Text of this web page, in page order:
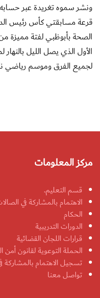
ونشر سموه تغريدة عبر
قرعة مسابقتي كأس رئيس
الصحة بأبوظبي لفتة مميزة من
الأول الذي يصل الليل
لجميع الفرق وموسم رياضي
مركز المعلومات
قسم التعليم.
الاهتمام بالمشاركة في
الحكام
الدورات التدريبية
قرارات اللجان القضائية
الحملة التوعوية لقانون أمن
تسجيل الاهتمام بالمشاركة
تواصل معنا